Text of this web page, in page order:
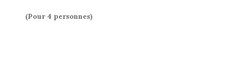
(Pour 4 personnes)